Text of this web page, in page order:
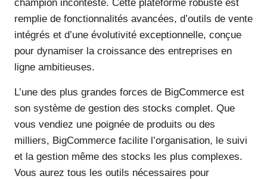
champion incontesté. Cette plateforme robuste est
remplie de fonctionnalités avancées, d’outils de vente
intégrés et d’une évolutivité exceptionnelle, conçue
pour dynamiser la croissance des entreprises en
ligne ambitieuses.
L’une des plus grandes forces de BigCommerce est
son système de gestion des stocks complet. Que
vous vendiez une poignée de produits ou des
milliers, BigCommerce facilite l’organisation, le suivi
et la gestion même des stocks les plus complexes.
Vous aurez tous les outils nécessaires pour